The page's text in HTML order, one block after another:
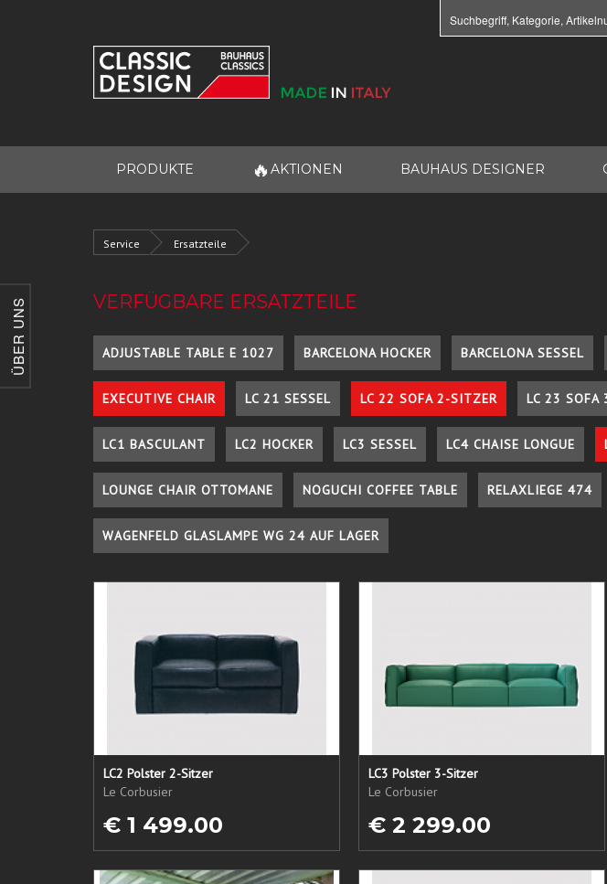
ÜBER UNS
PRODUKTE 🔥 AKTIONEN BAUHAUS DESIGNER
Service Ersatzteile
VERFÜGBARE ERSATZTEILE
ADJUSTABLE TABLE E 1027 BARCELONA HOCKER BARCELONA SESSEL
EXECUTIVE CHAIR LC 21 SESSEL LC 22 SOFA 2-SITZER LC 23 SOFA
LC1 BASCULANT LC2 HOCKER LC3 SESSEL LC4 CHAISE LONGUE
LOUNGE CHAIR OTTOMANE NOGUCHI COFFEE TABLE RELAXLIEGE 474
WAGENFELD GLASLAMPE WG 24 AUF LAGER
LC2 Polster 2-Sitzer
Le Corbusier
€ 1 499.00
LC3 Polster 3-Sitzer
Le Corbusier
€ 2 299.00